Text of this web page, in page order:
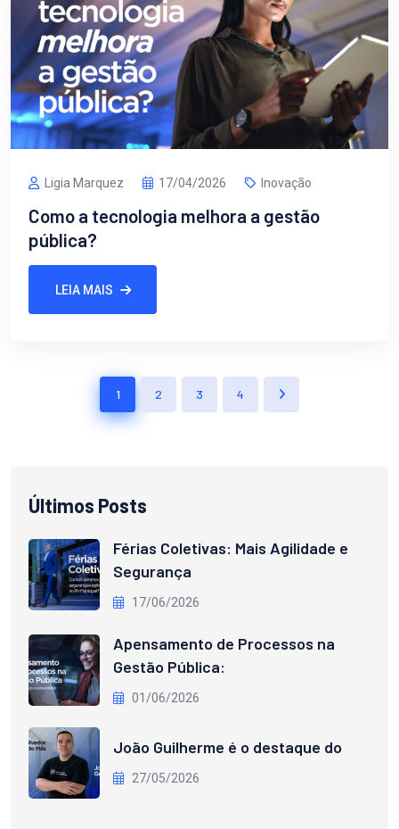
Ligia Marquez 17/04/2026 Inovação
Como a tecnologia melhora a gestão
pública?
LEIA MAIS
1 2 3 4
Últimos Posts
Férias Coletivas: Mais Agilidade e
Segurança
17/06/2026
Apensamento de Processos na
Gestão Pública:
01/06/2026
João Guilherme é o destaque do
27/05/2026